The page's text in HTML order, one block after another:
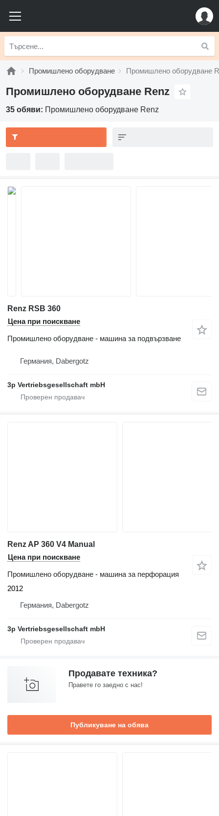
Промишлено оборудване Промишлено оборудване
Промишлено оборудване Renz
35 обяви: Промишлено оборудване Renz
Renz RSB 360
Цена при поискване
Промишлено оборудване - машина за подвързване
Германия, Dabergotz
3p Vertriebsgesellschaft mbH
Renz AP 360 V4 Manual
Цена при поискване
Промишлено оборудване - машина за перфорация
2012
Германия, Dabergotz
3p Vertriebsgesellschaft mbH
Продавате техника?
Правете го заедно с нас!
Публикуване на обява